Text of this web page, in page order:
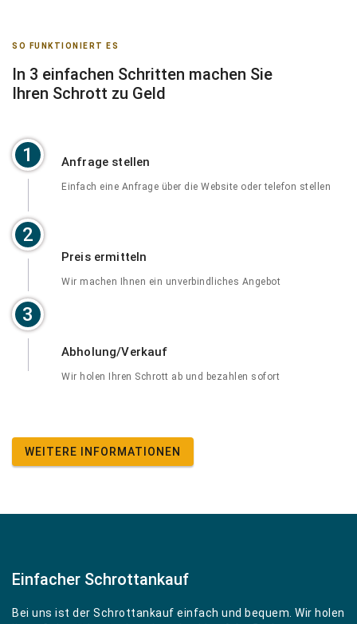
SO FUNKTIONIERT ES
In 3 einfachen Schritten machen Sie
Ihren Schrott zu Geld
1
2
3
Anfrage stellen
Einfach eine Anfrage über die Website oder telefon stellen
Preis ermitteln
Wir machen Ihnen ein unverbindliches Angebot
Abholung/Verkauf
Wir holen Ihren Schrott ab und bezahlen sofort
WEITERE INFORMATIONEN
Einfacher Schrottankauf
Bei uns ist der Schrottankauf einfach und bequem. Wir holen